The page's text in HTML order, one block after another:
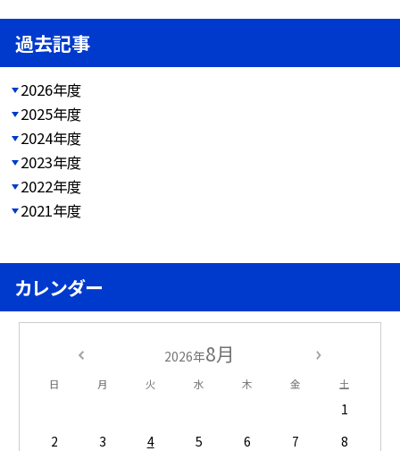
過去記事
2026年度
2025年度
2024年度
2023年度
2022年度
2021年度
カレンダー
2026年8月
日 月 火 水 木 金 土
1
2
3 4 5 6 7
8